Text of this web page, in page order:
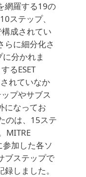
網羅する19の
ステップ、
成されてい
らに細分化さ
分かれま
るESET
れていなか
プやサブス
になってお
のは、15ステ
MITRE
加した各ソ
ブステップで
しました。